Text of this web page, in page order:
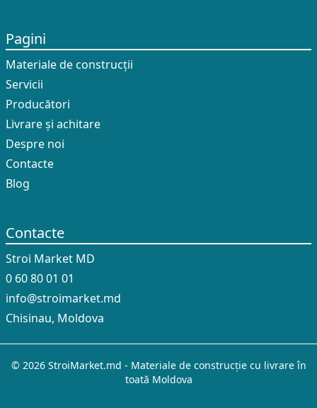
Pagini
Materiale de construcții
Servicii
Producători
Livrare și achitare
Despre noi
Contacte
Blog
Contacte
Stroi Market MD
0 60 80 01 01
info@stroimarket.md
Chisinau, Moldova
© 2026 StroiMarket.md - Materiale de construcție cu livrare în
toată Moldova